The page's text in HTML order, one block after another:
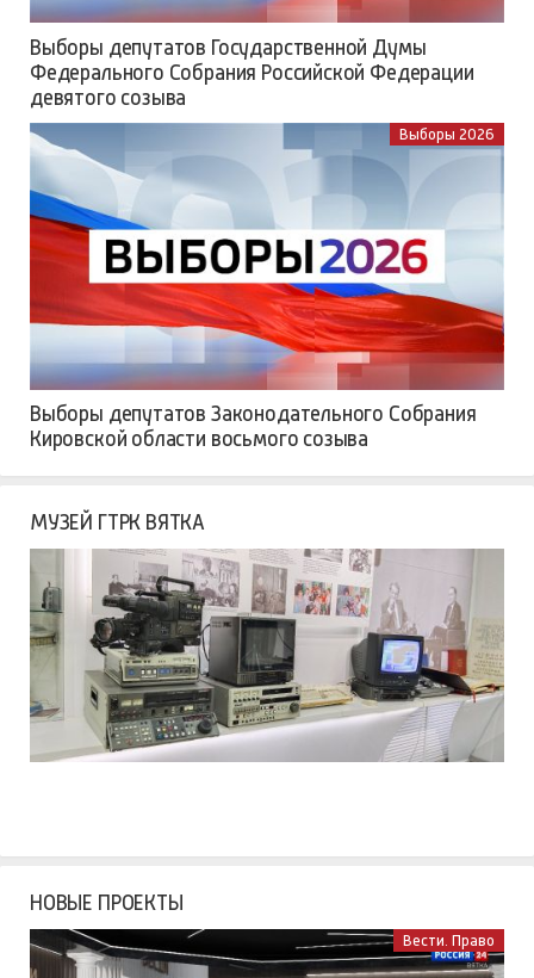
Выборы депутатов Государственной Думы
Федерального Собрания Российской Федерации
девятого созыва
Выборы 2026
Выборы депутатов Законодательного Собрания
Кировской области восьмого созыва
МУЗЕЙ ГТРК ВЯТКА
НОВЫЕ ПРОЕКТЫ
Вести. Право